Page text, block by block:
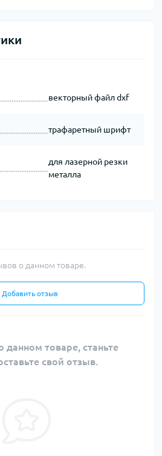
векторный файл dxf
трафаретный шрифт
для лазерной резки
металла
о данном товаре.
Добавить отзыв
данном товаре, станьте
свой отзыв.